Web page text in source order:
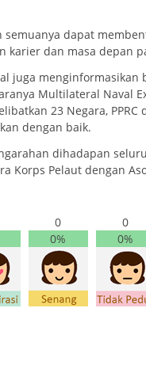
semuanya dapat
karier dan masa depan
juga
Multilateral Naval
23 Negara, PPRC
dengan baik.
dihadapan
Korps Pelaut dengan
0
0%
0
0%